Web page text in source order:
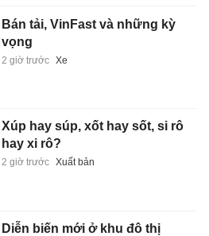
Bán tải, VinFast và những kỳ
vọng
2 giờ trước Xe
Xúp hay súp, xốt hay sốt, si rô
hay xi rô?
2 giờ trước Xuất bản
Diễn biến mới ở khu đô thị